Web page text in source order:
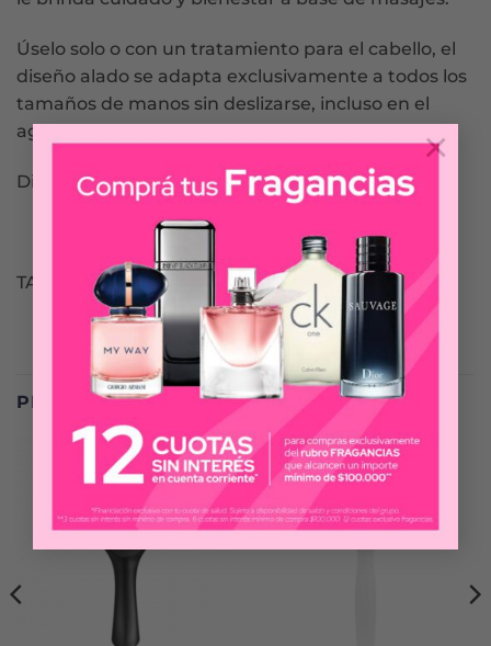
×
Úselo solo o con un tratamiento para el cabello, el
diseño alado se adapta exclusivamente a todos los
tamaños de manos sin deslizarse, incluso en el
agua.
Disponible en 5 colores diferentes.
TANGLE TEEZER
PRODUCTOS RELACIONADOS